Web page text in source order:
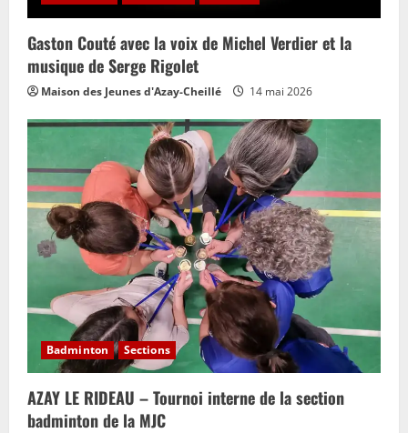
Gaston Couté avec la voix de Michel Verdier et la
musique de Serge Rigolet
Maison des Jeunes d'Azay-Cheillé 14 mai 2026
Badminton Sections
AZAY LE RIDEAU – Tournoi interne de la section
badminton de la MJC